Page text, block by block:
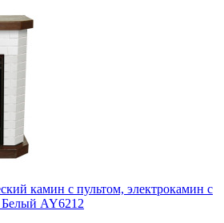
камин с пультом, электрокамин с
AY6212